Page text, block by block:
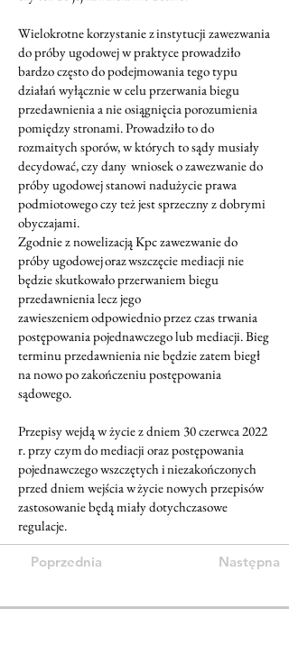
Wielokrotne korzystanie z instytucji zawezwania
do próby ugodowej w praktyce prowadziło
bardzo często do podejmowania tego typu
działań wyłącznie w celu przerwania biegu
przedawnienia a nie osiągnięcia porozumienia
pomiędzy stronami. Prowadziło to do
rozmaitych sporów, w których to sądy musiały
decydować, czy dany wniosek o zawezwanie do
próby ugodowej stanowi nadużycie prawa
podmiotowego czy też jest sprzeczny z dobrymi
obyczajami.
Zgodnie z nowelizacją Kpc zawezwanie do
próby ugodowej oraz wszczęcie mediacji nie
będzie skutkowało przerwaniem biegu
przedawnienia lecz jego
zawieszeniem odpowiednio przez czas trwania
postępowania pojednawczego lub mediacji. Bieg
terminu przedawnienia nie będzie zatem biegł
na nowo po zakończeniu postępowania
sądowego.
Przepisy wejdą w życie z dniem 30 czerwca 2022
r. przy czym do mediacji oraz postępowania
pojednawczego wszczętych i niezakończonych
przed dniem wejścia w życie nowych przepisów
zastosowanie będą miały dotychczasowe
regulacje.
Poprzednia Następna